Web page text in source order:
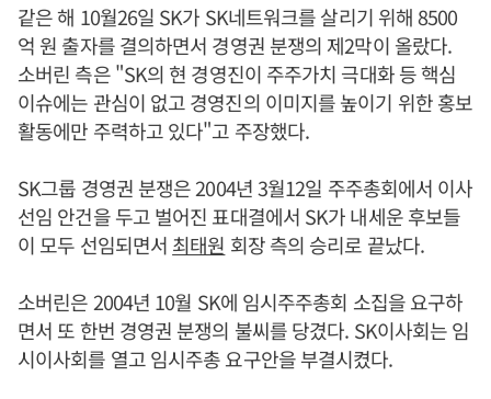
같은 해 10월26일 SK가 SK네트워크를 살리기 위해 8500
억 원 출자를 결의하면서 경영권 분쟁의 제2막이 올랐다.
소버린 측은 "SK의 현 경영진이 주주가치 극대화 등 핵심
이슈에는 관심이 없고 경영진의 이미지를 높이기 위한 홍보
활동에만 주력하고 있다"고 주장했다.
SK그룹 경영권 분쟁은 2004년 3월12일 주주총회에서 이사
선임 안건을 두고 벌어진 표대결에서 SK가 내세운 후보들
이 모두 선임되면서 최태원 회장 측의 승리로 끝났다.
소버린은 2004년 10월 SK에 임시주주총회 소집을 요구하
면서 또 한번 경영권 분쟁의 불씨를 당겼다. SK이사회는 임
시이사회를 열고 임시주총 요구안을 부결시켰다.